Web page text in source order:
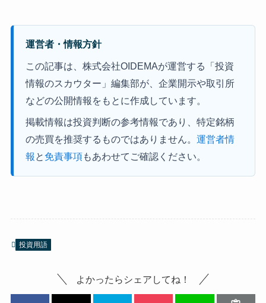
運営者・情報方針
この記事は、株式会社OIDEMAが運営する「投資
情報のスカウター」編集部が、企業開示や取引所
などの公開情報をもとに作成しています。
掲載情報は投資判断の参考情報であり、特定銘柄
の売買を推奨するものではありません。運営者情
報 と 免責事項もあわせてご確認ください。
投資用語
よかったらシェアしてね！